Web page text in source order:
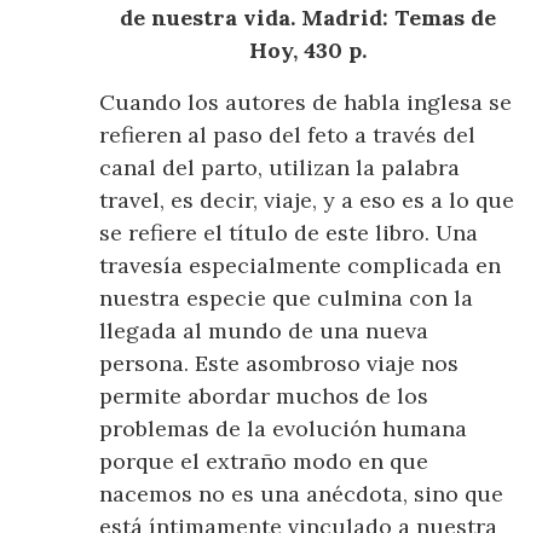
de nuestra vida. Madrid: Temas de
Hoy, 430 p.
Cuando los autores de habla inglesa se
refieren al paso del feto a través del
canal del parto, utilizan la palabra
travel, es decir, viaje, y a eso es a lo que
se refiere el título de este libro. Una
travesía especialmente complicada en
nuestra especie que culmina con la
llegada al mundo de una nueva
persona. Este asombroso viaje nos
permite abordar muchos de los
problemas de la evolución humana
porque el extraño modo en que
nacemos no es una anécdota, sino que
está íntimamente vinculado a nuestra